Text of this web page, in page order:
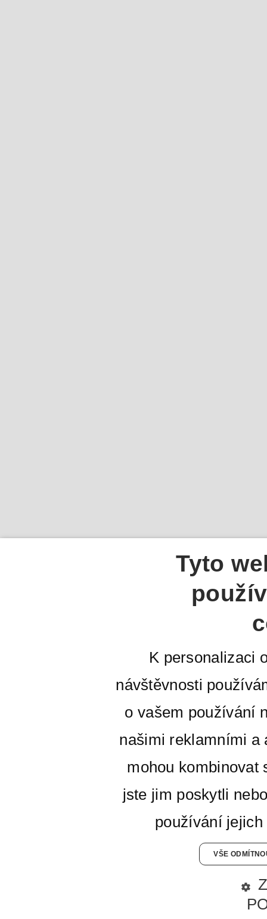
Tyto
K personalizaci
návštěvnosti
o vašem používání
našimi reklamními a
mohou kombinovat
jste jim poskytli
používání
VŠE